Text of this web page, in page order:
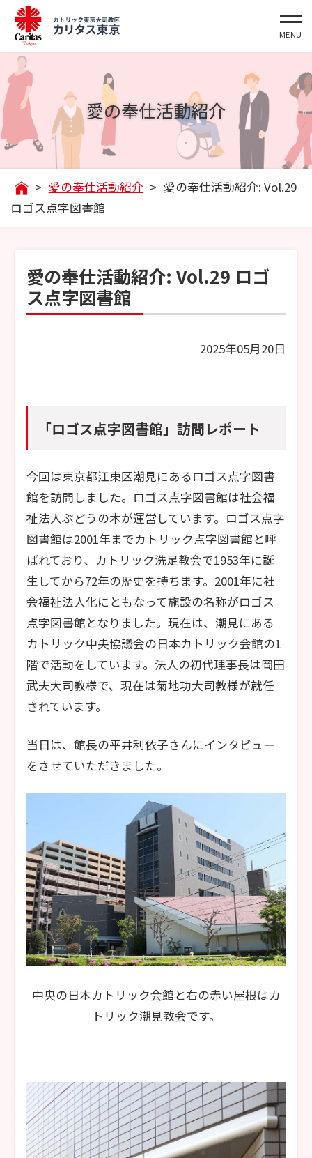
愛の奉仕活動紹介
> 愛の奉仕活動紹介 > 愛の奉仕活動紹介: Vol.29
ロゴス点字図書館
愛の奉仕活動紹介: Vol.29 ロゴ
ス点字図書館
2025年05月20日
「ロゴス点字図書館」訪問レポート
今回は東京都江東区潮見にあるロゴス点字図書
館を訪問しました。ロゴス点字図書館は社会福
祉法人ぶどうの木が運営しています。ロゴス点字
図書館は2001年までカトリック点字図書館と呼
ばれており、カトリック洗足教会で1953年に誕
生してから72年の歴史を持ちます。2001年に社
会福祉法人化にともなって施設の名称がロゴス
点字図書館となりました。現在は、潮見にある
カトリック中央協議会の日本カトリック会館の1
階で活動をしています。法人の初代理事長は岡田
武夫大司教様で、現在は菊地功大司教様が就任
されています。
当日は、館長の平井利依子さんにインタビュー
をさせていただきました。
中央の日本カトリック会館と右の赤い屋根はカ
トリック潮見教会です。